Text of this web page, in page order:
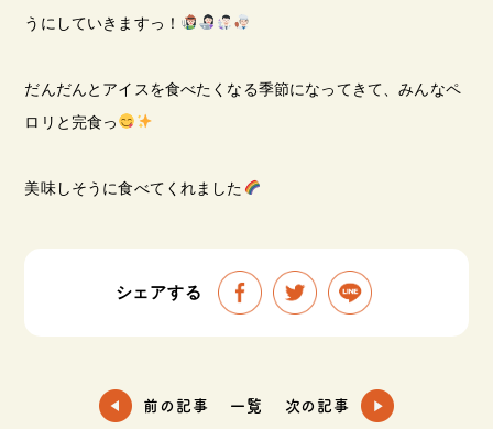
うにしていきますっ！
だんだんとアイスを食べたくなる季節になってきて、みんなペ
ロリと完食っ
美味しそうに食べてくれました
シェアする
前の記事 一覧 次の記事